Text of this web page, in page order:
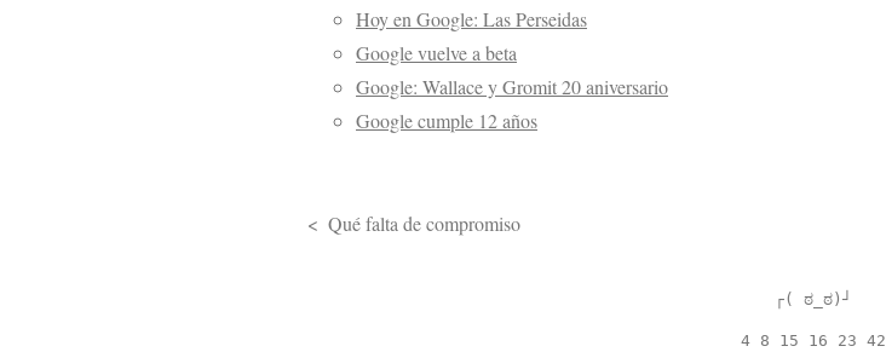
Hoy en Google: Las Perseidas
Google vuelve a beta
Google: Wallace y Gromit 20 aniversario
Google cumple 12 años
Qué falta de compromiso
┌( ಠ_ಠ)┘
4 8 15 16 23 42